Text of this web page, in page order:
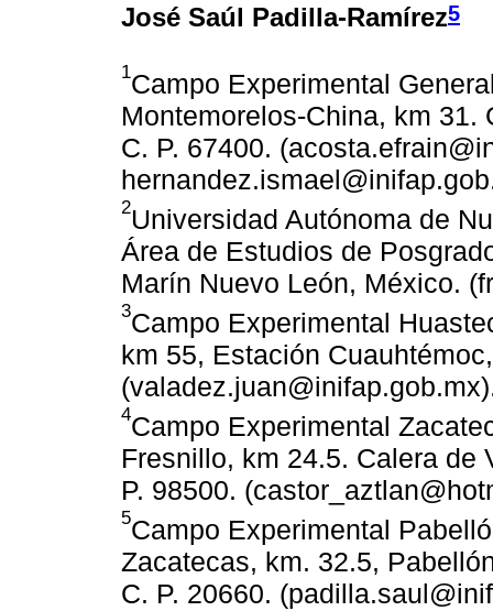
José Saúl Padilla-Ramírez5
1Campo Experimental
Montemorelos-China, km 31.
C. P. 67400.
2Universidad Autónoma de
Área de Estudios de
Marín Nuevo León, México.
3Campo Experimental
km 55, Estación
4Campo Experimental
Fresnillo, km 24.5. Calera
P. 98500.
5Campo Experimental
Zacatecas, km. 32.5,
C. P. 20660.